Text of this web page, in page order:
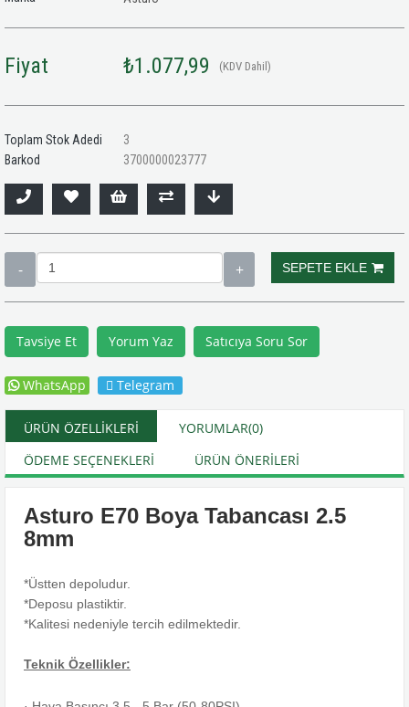
Fiyat ₺1.077,99 (KDV Dahil)
Toplam Stok Adedi
3
Barkod
3700000023777
Tavsiye Et Yorum Yaz Satıcıya Soru Sor
WhatsApp Telegram
ÜRÜN ÖZELLIKLERI YORUMLAR(0)
ÖDEME SEÇENEKLERI
ÜRÜN ÖNERILERI
Asturo E70 Boya Tabancası 2.5
8mm
*Üstten depoludur.
*Deposu plastiktir.
*Kalitesi nedeniyle tercih edilmektedir.
Teknik Özellikler: